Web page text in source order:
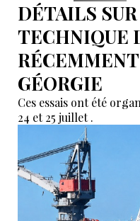
DÉTAILS
TECHNIQUE
GÉORGIE
Ces essais ont été
24 et 25 juillet .